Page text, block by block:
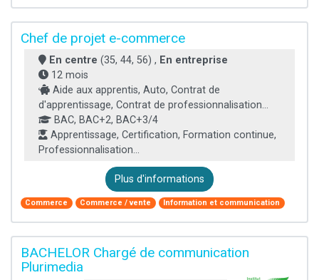
Chef de projet e-commerce
En centre (35, 44, 56) , En entreprise
12 mois
Aide aux apprentis, Auto, Contrat de
d'apprentissage, Contrat de professionnalisation...
BAC, BAC+2, BAC+3/4
Apprentissage, Certification, Formation continue,
Professionnalisation...
Plus d'informations
Commerce Commerce / vente Information et communication
BACHELOR Chargé de communication
Plurimedia